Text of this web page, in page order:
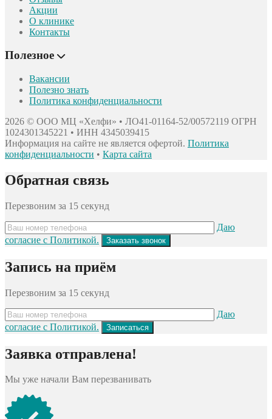
Акции
О клинике
Контакты
Полезное
Вакансии
Полезно знать
Политика конфиденциальности
2026 © ООО МЦ «Хелфи» • ЛО41-01164-52/00572119 ОГРН
1024301345221 • ИНН 4345039415
Информация на сайте не является офертой. Политика
конфиденциальности • Карта сайта
Обратная связь
Перезвоним за 15 секунд
Даю
согласие с Политикой.
Запись на приём
Перезвоним за 15 секунд
Даю
согласие с Политикой.
Заявка отправлена!
Мы уже начали Вам перезванивать